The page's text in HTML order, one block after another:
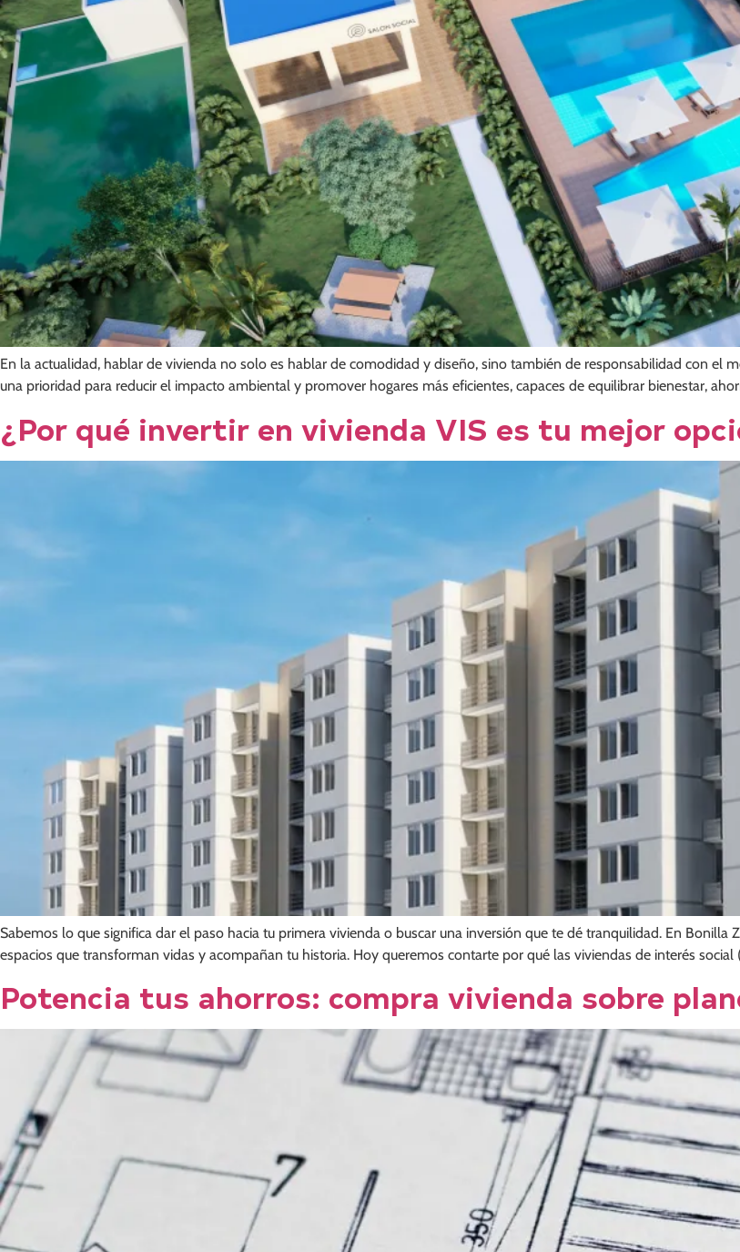
En la actualidad, hablar de vivienda no solo es hablar de comodidad y diseño, sino también de responsabilidad con el
una prioridad para reducir el impacto ambiental y promover hogares más eficientes, capaces de equilibrar bienestar,
¿Por qué invertir en vivienda VIS es tu mejor
Sabemos lo que significa dar el paso hacia tu primera vivienda o buscar una inversión que te dé tranquilidad. En
espacios que transforman vidas y acompañan tu historia. Hoy queremos contarte por qué las viviendas de interés
Potencia tus ahorros: compra vivienda sobre